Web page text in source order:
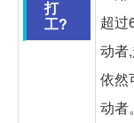
打
工?
超过
动者
依然
动者